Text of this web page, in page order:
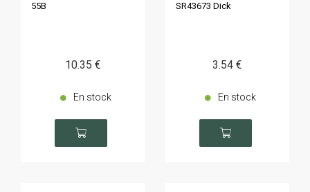
55B
10.35 €
En stock
SR43673 Dick
3.54 €
En stock